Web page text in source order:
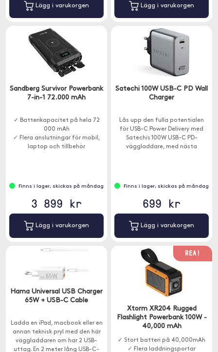
Lägg i varukorgen Lägg i varukorgen
Sandberg Survivor Powerbank
7-in-1 72.000 mAh
✓ Batterikapacitet på hela 72
000 mAh
✓ Flera anslutningar för mobil,
laptop och tillbehör
Finns i lager, skickas på måndag
3 899 kr
Lägg i varukorgen
Satechi 100W USB-C PD Wall
Charger
Lås upp den fulla potentialen
för USB-C Power Delivery med
Satechis 100W USB-C PD-
väggladdare, med nästa
Finns i lager, skickas på måndag
699 kr
Lägg i varukorgen
Hama Universal USB Charger
65W + USB-C Cable
Ladda en iPad, macbook eller en
annan teknisk pryl med den här
väggladdaren om har 2 USB-
uttag. En 2 meter lång USB-C-
REA!
Xtorm XR204 Rugged
Flashlight Powerbank 100W -
40,000 mAh
✓ Stort batteri på 40,000mAh
✓ Flera laddningsportar